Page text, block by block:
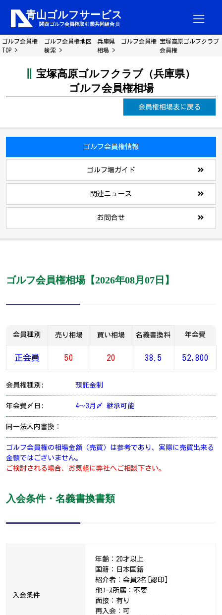
ゴルフ会員権
TOP
ゴルフ会員権地区
検索
兵庫県 ゴルフ会員権
相場
宝塚高原ゴルフクラブ
会員権
宝塚高原ゴルフクラブ（兵庫県）
ゴルフ会員権相場
会員権相場表に戻る
ゴルフ会員権情報
ゴルフ場ガイド
関連ニュース
お問合せ
ゴルフ会員権相場【2026年08月07日】
会員種別 売り相場 買い相場 名義書換料 年会費
正会員 50 20 38.5 52,800
会員権種別: 預託金制
年会費〆日: 4～3月〆 継承可能
同一法人内書換：
ゴルフ会員権の相場金額（売買）は参考であり、実際に売買出来る
金額ではございません。
ご検討される場合、お気軽に弊社へご相談下さい。
入会条件・名義書換書類
入会条件
年齢：20才以上
国籍：日本国籍
紹介者：会員2名[認印]
他ｺｰｽ所属：不要
面接：有り
再入会：可